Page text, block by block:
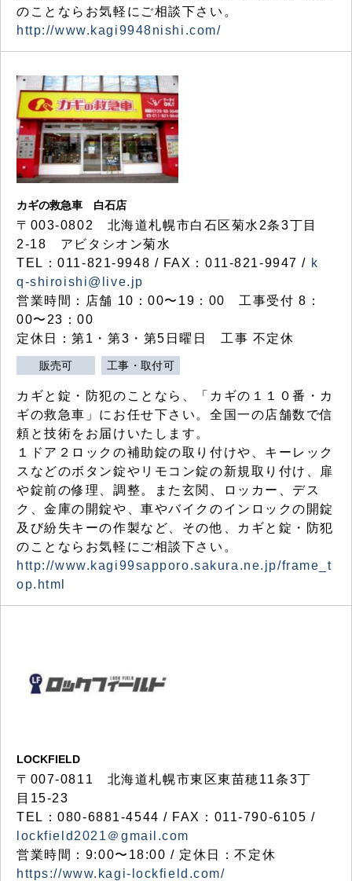
のことならお気軽にご相談下さい。
http://www.kagi9948nishi.com/
カギの救急車 白石店
〒003-0802 北海道札幌市白石区菊水2条3丁目
2-18 アビタシオン菊水
TEL：011-821-9948 / FAX：011-821-9947 / k
q-shiroishi@live.jp
営業時間：店舗 10：00〜19：00 工事受付 8：
00〜23：00
定休日：第1・第3・第5日曜日 工事 不定休
販売可 工事・取付可
カギと錠・防犯のことなら、「カギの１１０番・カ
ギの救急車」にお任せ下さい。全国一の店舗数で信
頼と技術をお届けいたします。
１ドア２ロックの補助錠の取り付けや、キーレック
スなどのボタン錠やリモコン錠の新規取り付け、扉
や錠前の修理、調整。また玄関、ロッカー、デス
ク、金庫の開錠や、車やバイクのインロックの開錠
及び紛失キーの作製など、その他、カギと錠・防犯
のことならお気軽にご相談下さい。
http://www.kagi99sapporo.sakura.ne.jp/frame_t
op.html
LOCKFIELD
〒007-0811 北海道札幌市東区東苗穂11条3丁
目15-23
TEL：080-6881-4544 / FAX：011-790-6105 /
lockfield2021＠gmail.com
営業時間：9:00〜18:00 / 定休日：不定休
https://www.kagi-lockfield.com/